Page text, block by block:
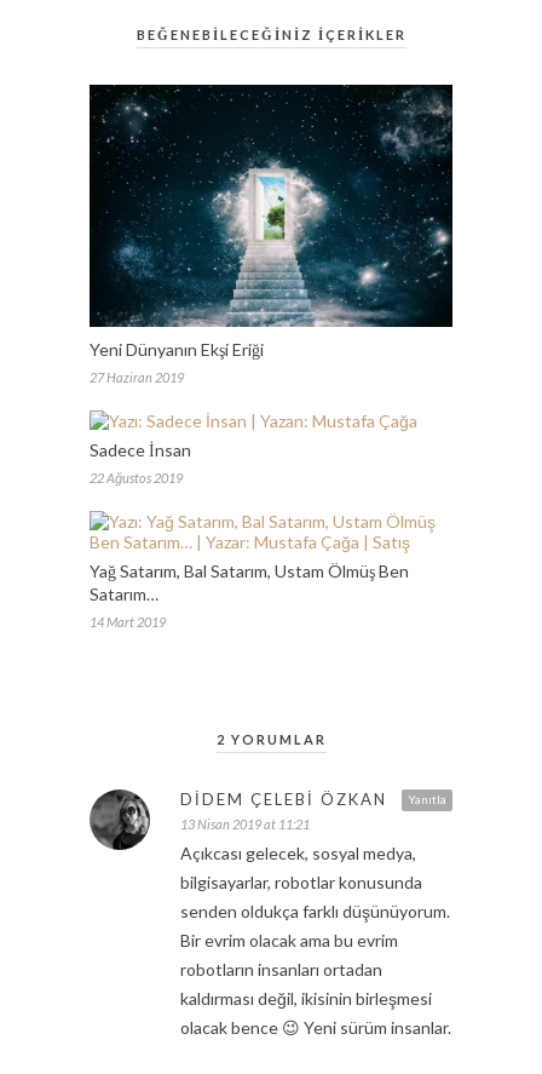
BEĞENEBİLECEĞİNİZ İÇERİKLER
Yeni Dünyanın Ekşi Eriği
27 Haziran 2019
Sadece İnsan
22 Ağustos 2019
Yağ Satarım, Bal Satarım, Ustam Ölmüş Ben
Satarım…
14 Mart 2019
2 YORUMLAR
Yanıtla
DIDEM ÇELEBI ÖZKAN
13 Nisan 2019 at 11:21
Açıkcası gelecek, sosyal medya,
bilgisayarlar, robotlar konusunda
senden oldukça farklı düşünüyorum.
Bir evrim olacak ama bu evrim
robotların insanları ortadan
kaldırması değil, ikisinin birleşmesi
olacak bence 😉 Yeni sürüm insanlar.